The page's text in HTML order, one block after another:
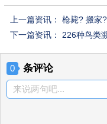
上一篇资讯： 枪毙? 搬家
下一篇资讯： 226种鸟类
0 条评论
来说两句吧...